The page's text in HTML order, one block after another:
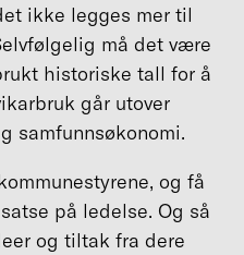
ikke legges mer til
må det være
historiske tall for å
går utover
samfunnsøkonomi.
og få
på ledelse. Og så
og tiltak fra dere